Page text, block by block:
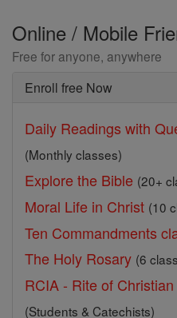
Online / Mobile
Free for anyone, anywhere
Enroll free Now
Daily Readings with
(Monthly classes)
Explore the Bible (20+
Moral Life in Christ (10
Ten Commandments
The Holy Rosary (6
RCIA - Rite of
(Students & Catechists)